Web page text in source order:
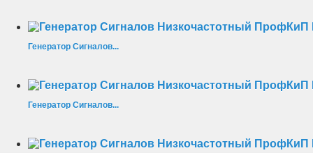
Генератор Сигналов...
Генератор Сигналов...